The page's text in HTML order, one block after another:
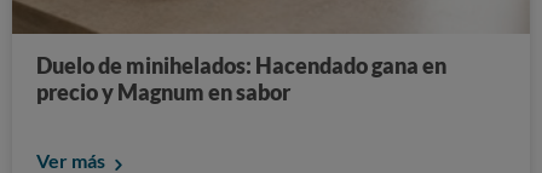
Duelo de minihelados: Hacendado gana en
precio y Magnum en sabor
Ver más